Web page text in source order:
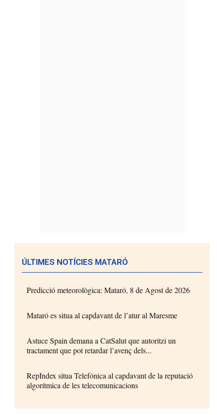
ÚLTIMES NOTÍCIES MATARÓ
Predicció meteorològica: Mataró, 8 de Agost de 2026
Mataró es situa al capdavant de l’atur al Maresme
Astuce Spain demana a CatSalut que autoritzi un
tractament que pot retardar l’avenç dels...
RepIndex situa Telefónica al capdavant de la reputació
algorítmica de les telecomunicacions